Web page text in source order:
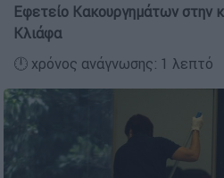
Εφετείο Κακουργημάτων στην
Κλιάφα
🕛 χρόνος ανάγνωσης: 1 λεπτό